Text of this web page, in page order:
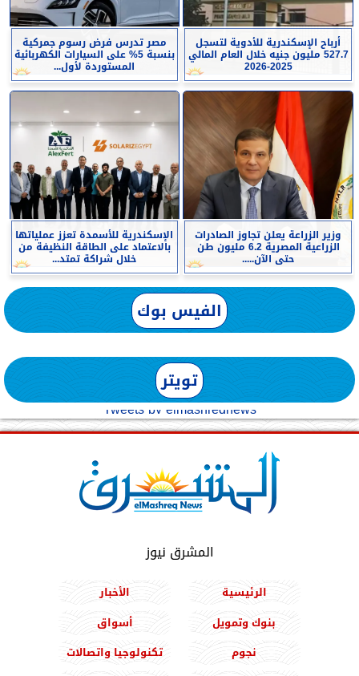
أرباح الإسكندرية للأدوية لتسجل
527.7 مليون جنيه خلال العام المالي
2025-2026
مصر تدرس فرض رسوم جمركية
بنسبة 5% على السيارات الكهربائية
المستوردة لأول...
وزير الزراعة يعلن تجاوز الصادرات
الزراعية المصرية 6.2 مليون طن
حتى الآن.....
الإسكندرية للأسمدة تعزز عملياتها
بالاعتماد على الطاقة النظيفة من
خلال شراكة تمتد...
الفيس بوك
تويتر
Tweets by elmashreqnews
المشرق نيوز
الرئيسية
الأخبار
بنوك وتمويل
أسواق
نجوم
تكنولوجيا واتصالات